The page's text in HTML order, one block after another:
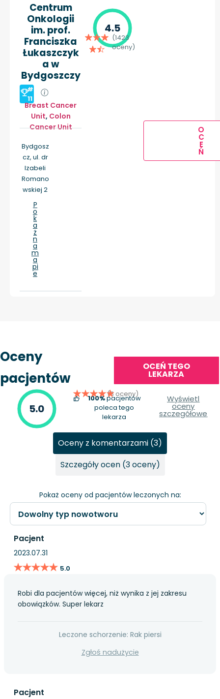
Centrum
Onkologii
im. prof.
Franciszka
Łukaszczyk
a w
Bydgoszczy
#
11
Breast Cancer
Unit, Colon
Cancer Unit
Bydgosz
cz, ul. dr
Izabeli
Romano
wskiej 2
P
o
k
a
ż
n
a
m
a
pi
e
4.5
(1423
oceny)
O
C
E
Ń
Oceny
pacjentów
OCEŃ TEGO
LEKARZA
5.0
(3 oceny)
100%pacjentów
poleca tego
lekarza
Wyświetl
oceny
szczegółowe
Pokaż oceny od pacjentów leczonych na:
Oceny z komentarzami (3)
Szczegóły ocen (3 oceny)
Pacjent
2023.07.31
★★★★★
★★★★★ 5.0
Robi dla pacjentów więcej, niż wynika z jej zakresu
obowiązków. Super lekarz
Leczone schorzenie: Rak piersi
Zgłoś nadużycie
Pacjent